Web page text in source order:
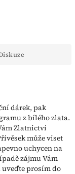
dárek, pak
z bílého zlata.
Zlatnictví
může viset
uchycen na
zájmu Vám
prosím do